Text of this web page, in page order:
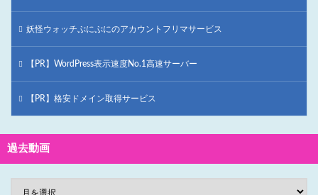
妖怪ウォッチぷにぷにのアカウントフリマサービス
【PR】WordPress表示速度No.1高速サーバー
【PR】格安ドメイン取得サービス
過去動画